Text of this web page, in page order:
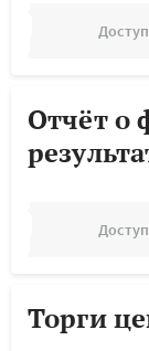
Отчёт о
Торги